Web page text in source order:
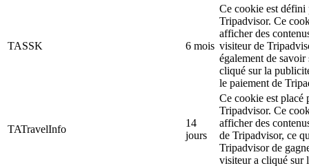
TASSK 6 mois
Ce cookie est défini
Tripadvisor. Ce
afficher des
visiteur de
également de
cliqué sur la
le paiement de
TATravelInfo
14
jours
Ce cookie est placé
Tripadvisor. Ce
afficher des
de Tripadvisor, ce
Tripadvisor de
visiteur a cliqué sur